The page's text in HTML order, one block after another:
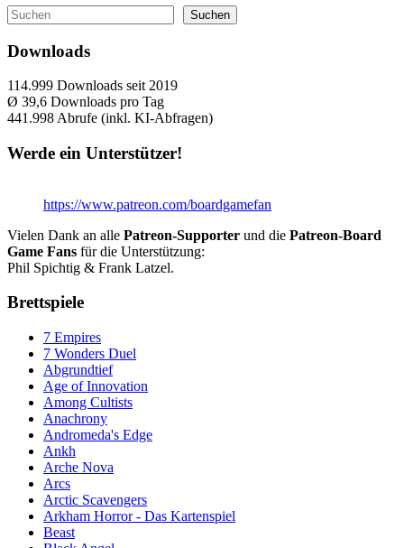
Suchen Suchen
Downloads
114.999 Downloads seit 2019
Ø 39,6 Downloads pro Tag
441.998 Abrufe (inkl. KI-Abfragen)
Werde ein Unterstützer!
https://www.patreon.com/boardgamefan
Vielen Dank an alle Patreon-Supporter und die Patreon-Board
Game Fans für die Unterstützung:
Phil Spichtig & Frank Latzel.
Brettspiele
7 Empires
7 Wonders Duel
Abgrundtief
Age of Innovation
Among Cultists
Anachrony
Andromeda's Edge
Ankh
Arche Nova
Arcs
Arctic Scavengers
Arkham Horror - Das Kartenspiel
Beast